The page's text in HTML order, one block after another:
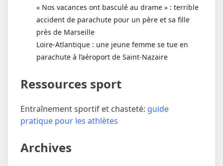
« Nos vacances ont basculé au drame » : terrible
accident de parachute pour un père et sa fille
près de Marseille
Loire-Atlantique : une jeune femme se tue en
parachute à l’aéroport de Saint-Nazaire
Ressources sport
Entraînement sportif et chasteté: guide
pratique pour les athlètes
Archives